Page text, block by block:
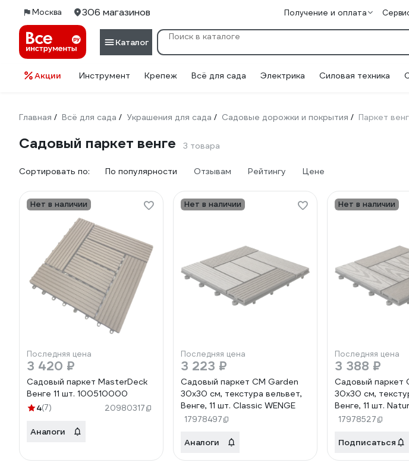
Москва 306 магазинов Получение и оплата
Каталог
Акции Инструмент Крепеж Всё для сада Электрика Силовая техника
Главная / Всё для сада / Украшения для сада / Садовые дорожки и покрытия / Паркет
Садовый паркет венге 3 товара
Сортировать по: По популярности Отзывам Рейтингу Цене
Нет в наличии
Последняя цена
3 420 ₽
Садовый паркет MasterDeck
Венге 11 шт. 100510000
4(7) 20980317
Аналоги
Нет в наличии
Последняя цена
3 223 ₽
Садовый паркет CM Garden
30х30 см, текстура вельвет,
Венге, 11 шт. Classic WENGE
17978497
Аналоги
Нет в наличии
Последняя цена
3 388 ₽
Садовый паркет
30х30 см,
Венге, 11 шт.
17978527
Подписаться